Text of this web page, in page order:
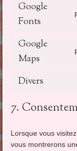
Google
Fonts
Google
Maps
Divers
7.
Lorsque vous
vous montrerons